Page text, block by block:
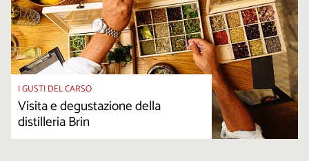
I GUSTI DEL CARSO
Visita e degustazione della
distilleria Brin